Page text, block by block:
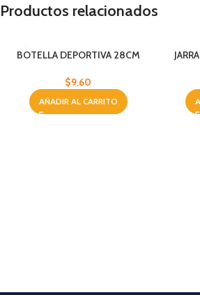
Productos relacionados
BOTELLA DEPORTIVA 28CM
$9,60
AÑADIR AL CARRITO